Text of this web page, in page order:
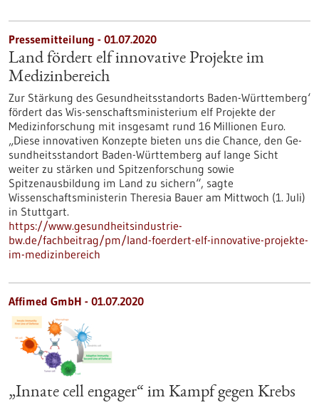
Pressemitteilung - 01.07.2020
Land fördert elf innovative Projekte im
Medizinbereich
Zur Stärkung des Gesundheitsstandorts Baden-Württemberg‘
fördert das Wis-senschaftsministerium elf Projekte der
Medizinforschung mit insgesamt rund 16 Millionen Euro.
„Diese innovativen Konzepte bieten uns die Chance, den Ge-
sundheitsstandort Baden-Württemberg auf lange Sicht
weiter zu stärken und Spitzenforschung sowie
Spitzenausbildung im Land zu sichern“, sagte
Wissenschaftsministerin Theresia Bauer am Mittwoch (1. Juli)
in Stuttgart.
https://www.gesundheitsindustrie-
bw.de/fachbeitrag/pm/land-foerdert-elf-innovative-projekte-
im-medizinbereich
Affimed GmbH - 01.07.2020
„Innate cell engager“ im Kampf gegen Krebs